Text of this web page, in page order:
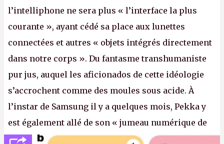
l’intelliphone ne sera plus « l’interface la plus
courante », ayant cédé sa place aux lunettes
connectées et autres « objets intégrés directement
dans notre corps ». Du fantasme transhumaniste
pur jus, auquel les aficionados de cette idéologie
s’accrochent comme des moules sous acide. À
l’instar de Samsung il y a quelques mois, Pekka y
est également allé de son « jumeau numérique de
tout » et de l’importance des metasangsues, qu’il